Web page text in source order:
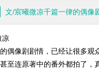
文/宸曦微凉千篇一律的偶像
凉
偶像剧剧情，已经让很多观
至连原著中的番外都拍了，